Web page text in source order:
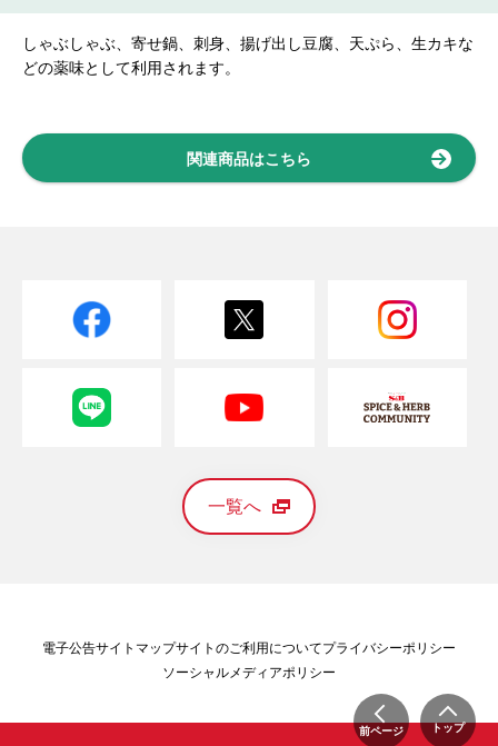
しゃぶしゃぶ、寄せ鍋、刺身、揚げ出し豆腐、天ぷら、生カキな
どの薬味として利用されます。
関連商品はこちら
前ページ トップ
一覧へ
電子公告サイトマップサイトのご利用についてプライバシーポリシー
ソーシャルメディアポリシー